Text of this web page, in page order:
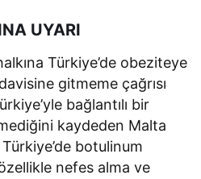
UYARI
Türkiye’de obeziteye
gitmeme çağrısı
bağlantılı bir
kaydeden Malta
Türkiye’de botulinum
nefes alma ve